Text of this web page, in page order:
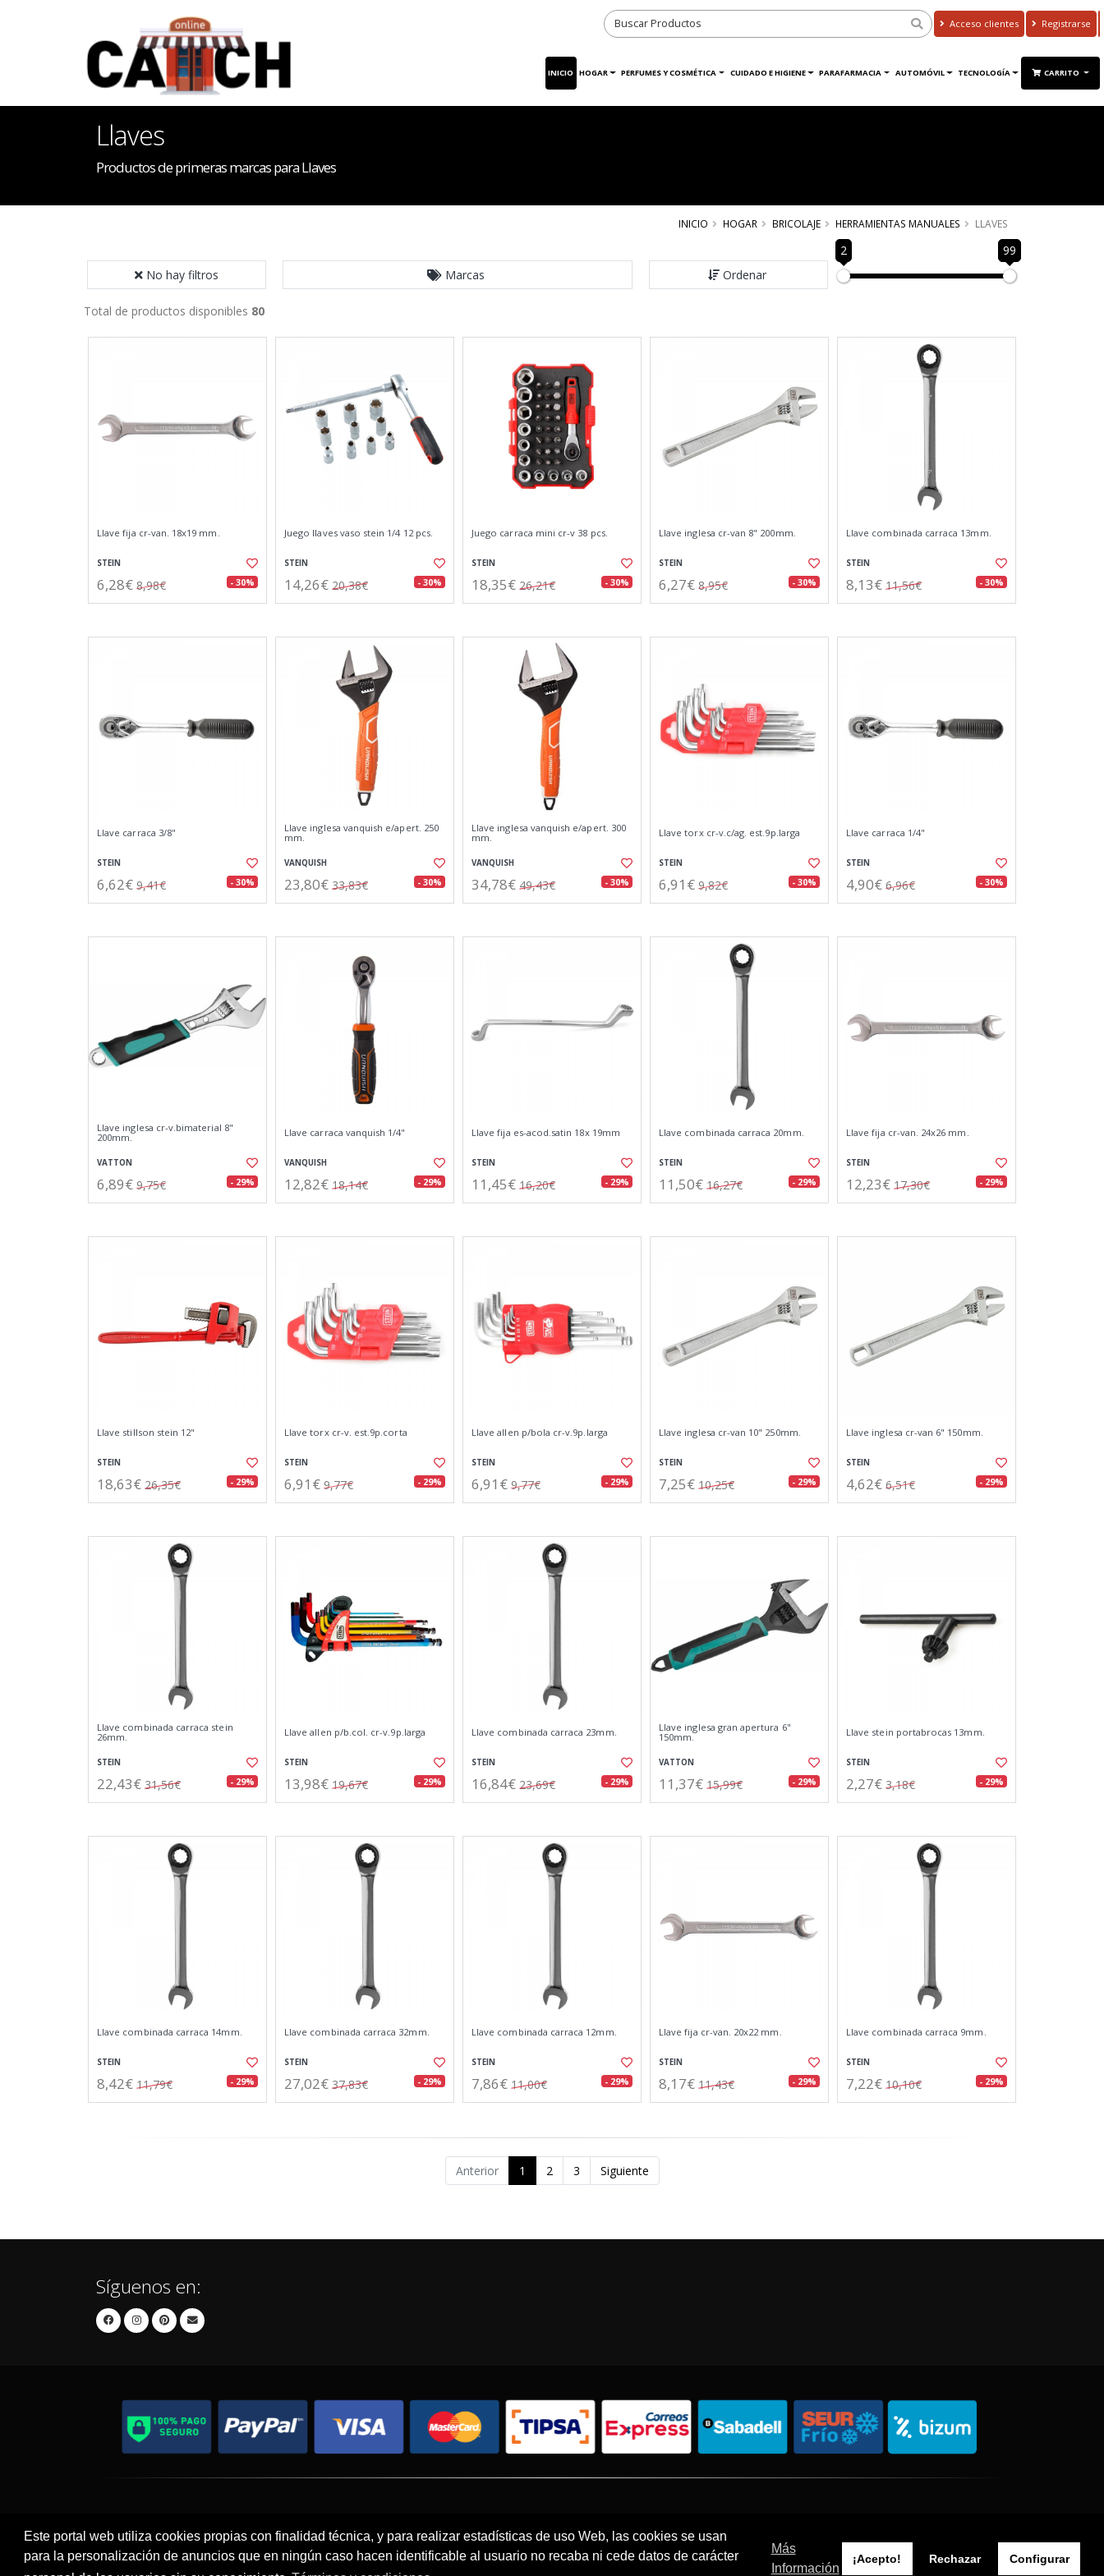
Este portal web utiliza cookies propias con finalidad técnica, y para realizar estadísticas de uso Web, las cookies se usan
para la personalización de anuncios que en ningún caso hacen identificable al usuario no recaba ni cede datos de carácter
Más
Información
¡Acepto! Rechazar Configurar
Acceso clientes Registrarse
INICIO HOGAR PERFUMES Y COSMÉTICA CUIDADO E HIGIENE PARAFARMACIA AUTOMÓVIL TECNOLOGÍA CARRITO
Llaves
Productos de primeras marcas para Llaves
INICIO HOGAR BRICOLAJE HERRAMIENTAS MANUALES LLAVES
No hay filtros Marcas Ordenar
2 99
Total de productos disponibles 80
Llave fija cr-van. 18x19 mm.
STEIN
6,28€ 8,98€ - 30%
Juego llaves vaso stein 1/4 12 pcs.
STEIN
14,26€ 20,38€ - 30%
Juego carraca mini cr-v 38 pcs.
STEIN
18,35€ 26,21€ - 30%
Llave inglesa cr-van 8" 200mm.
STEIN
6,27€ 8,95€ - 30%
Llave combinada carraca 13mm.
STEIN
8,13€ 11,56€ - 30%
Llave carraca 3/8"
STEIN
6,62€ 9,41€ - 30%
Llave inglesa vanquish e/apert. 250
mm.
VANQUISH
23,80€ 33,83€ - 30%
Llave inglesa vanquish e/apert. 300
mm.
VANQUISH
34,78€ 49,43€ - 30%
Llave torx cr-v.c/ag. est.9p.larga
STEIN
6,91€ 9,82€ - 30%
Llave carraca 1/4"
STEIN
4,90€ 6,96€ - 30%
Llave inglesa cr-v.bimaterial 8"
200mm.
VATTON
6,89€ 9,75€ - 29%
Llave carraca vanquish 1/4"
VANQUISH
12,82€ 18,14€ - 29%
Llave fija es-acod.satin 18x 19mm
STEIN
11,45€ 16,20€ - 29%
Llave combinada carraca 20mm.
STEIN
11,50€ 16,27€ - 29%
Llave fija cr-van. 24x26 mm.
STEIN
12,23€ 17,30€ - 29%
Llave stillson stein 12"
STEIN
18,63€ 26,35€ - 29%
Llave torx cr-v. est.9p.corta
STEIN
6,91€ 9,77€ - 29%
Llave allen p/bola cr-v.9p.larga
STEIN
6,91€ 9,77€ - 29%
Llave inglesa cr-van 10" 250mm.
STEIN
7,25€ 10,25€ - 29%
Llave inglesa cr-van 6" 150mm.
STEIN
4,62€ 6,51€ - 29%
Llave combinada carraca stein
26mm.
STEIN
22,43€ 31,56€ - 29%
Llave allen p/b.col. cr-v.9p.larga
STEIN
13,98€ 19,67€ - 29%
Llave combinada carraca 23mm.
STEIN
16,84€ 23,69€ - 29%
Llave inglesa gran apertura 6"
150mm.
VATTON
11,37€ 15,99€ - 29%
Llave stein portabrocas 13mm.
STEIN
2,27€ 3,18€ - 29%
Llave combinada carraca 14mm.
STEIN
8,42€ 11,79€ - 29%
Llave combinada carraca 32mm.
STEIN
27,02€ 37,83€ - 29%
Llave combinada carraca 12mm.
STEIN
7,86€ 11,00€ - 29%
Llave fija cr-van. 20x22 mm.
STEIN
8,17€ 11,43€ - 29%
Llave combinada carraca 9mm.
STEIN
7,22€ 10,10€ - 29%
Anterior 1 2 3 Siguiente
Síguenos en:
© 2026 - Todos los derechos reservados.